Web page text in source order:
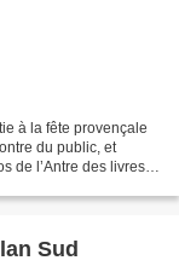
à la fête provençale
du public, et
de l’Antre des livres
Sud